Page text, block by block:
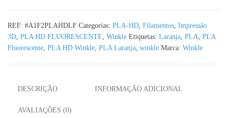
REF: #A1F2PLAHDLF Categorias: PLA-HD Filamentos Impressão
3D PLA HD FLUORESCENTE Winkle Etiquetas: Laranja PLA PLA
Fluorescente PLA HD Winkle PLA Laranja winkle Marca: Winkle
DESCRIÇÃO INFORMAÇÃO ADICIONAL
AVALIAÇÕES (0)